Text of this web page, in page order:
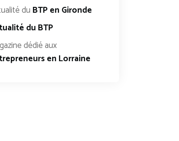
du BTP en Gironde
du BTP
dédié aux
en Lorraine